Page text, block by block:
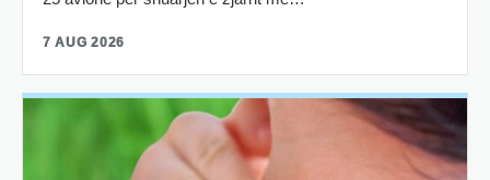
7 AUG 2026